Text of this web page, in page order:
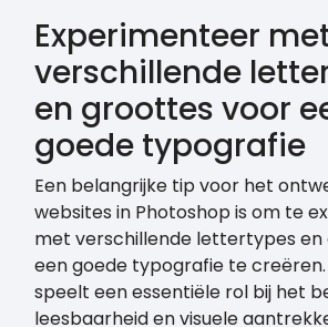
Experimenteer
verschillende
en groottes voor
goede typografie
Een belangrijke tip voor het
websites in Photoshop is om te
met verschillende lettertypes
een goede typografie te
speelt een essentiële rol bij het
leesbaarheid en visuele